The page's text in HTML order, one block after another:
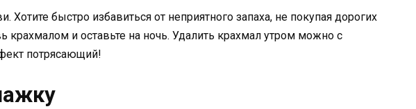
Хотите быстро избавиться от неприятного запаха, не покупая дорогих
крахмалом и оставьте на ночь. Удалить крахмал утром можно с
потрясающий!